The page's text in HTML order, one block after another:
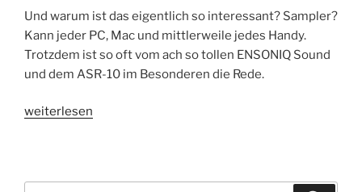
Und warum ist das eigentlich so interessant? Sampler?
Kann jeder PC, Mac und mittlerweile jedes Handy.
Trotzdem ist so oft vom ach so tollen ENSONIQ Sound
und dem ASR-10 im Besonderen die Rede.
„Wie
weiterlesen